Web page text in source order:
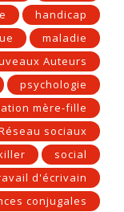
handicap
maladie
Auteurs
psychologie
mère-fille
sociaux
social
d'écrivain
conjugales